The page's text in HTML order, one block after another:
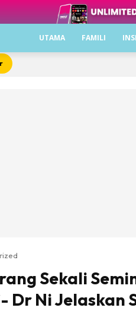
UTAMA FAMILI
Sekali
Dr Ni Jelaskan